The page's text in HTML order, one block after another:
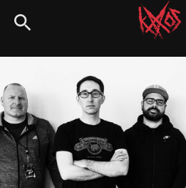
Siirry
suoraan